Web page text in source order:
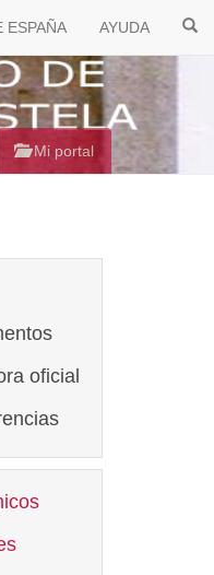
ESPAÑA AYUDA
Mi portal
oficial